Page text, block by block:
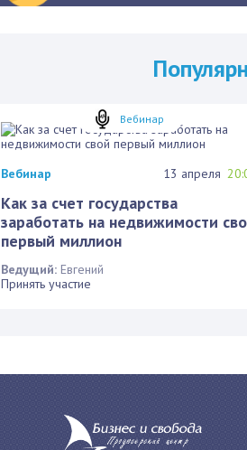
Вебинар
Вебинар 13 апреля
Как за счет государства
заработать на недвижимости
первый миллион
Ведущий: Евгений
Принять участие